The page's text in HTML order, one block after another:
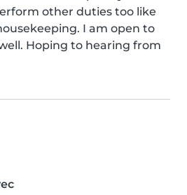
other duties too like
I am open to
Hoping to hearing from